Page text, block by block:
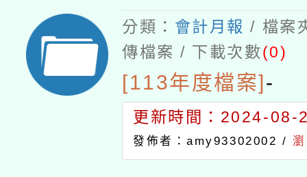
分類： 會計月報 / 檔案
傳檔案 / 下載次數(0)
[113年度檔案]-
更新時間：2024-08-
發佈者：amy93302002 /